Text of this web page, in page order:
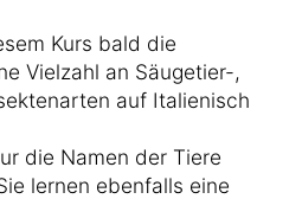
Kurs bald die
Vielzahl an Säugetier-,
auf Italienisch
die Namen der Tiere
lernen ebenfalls eine